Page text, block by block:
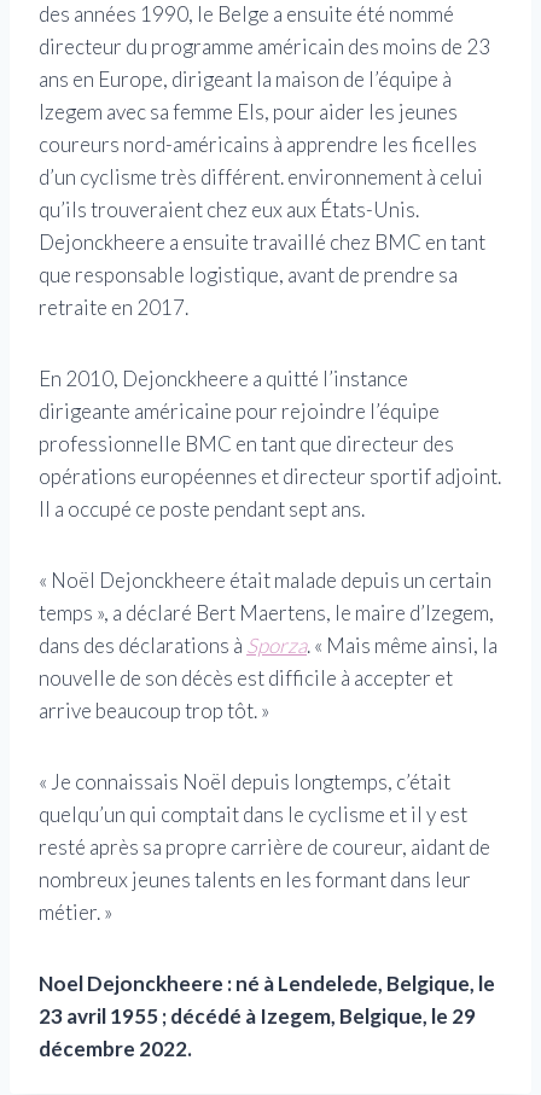
des années 1990, le Belge a ensuite été nommé
directeur du programme américain des moins de 23
ans en Europe, dirigeant la maison de l’équipe à
Izegem avec sa femme Els, pour aider les jeunes
coureurs nord-américains à apprendre les ficelles
d’un cyclisme très différent. environnement à celui
qu’ils trouveraient chez eux aux États-Unis.
Dejonckheere a ensuite travaillé chez BMC en tant
que responsable logistique, avant de prendre sa
retraite en 2017.
En 2010, Dejonckheere a quitté l’instance
dirigeante américaine pour rejoindre l’équipe
professionnelle BMC en tant que directeur des
opérations européennes et directeur sportif adjoint.
Il a occupé ce poste pendant sept ans.
« Noël Dejonckheere était malade depuis un certain
temps », a déclaré Bert Maertens, le maire d’Izegem,
dans des déclarations à Sporza. « Mais même ainsi, la
nouvelle de son décès est difficile à accepter et
arrive beaucoup trop tôt. »
« Je connaissais Noël depuis longtemps, c’était
quelqu’un qui comptait dans le cyclisme et il y est
resté après sa propre carrière de coureur, aidant de
nombreux jeunes talents en les formant dans leur
métier. »
Noel Dejonckheere : né à Lendelede, Belgique, le
23 avril 1955 ; décédé à Izegem, Belgique, le 29
décembre 2022.